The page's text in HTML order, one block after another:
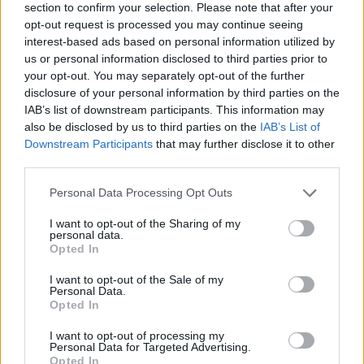
section to confirm your selection. Please note that after your
opt-out request is processed you may continue seeing
interest-based ads based on personal information utilized by
us or personal information disclosed to third parties prior to
your opt-out. You may separately opt-out of the further
disclosure of your personal information by third parties on the
IAB’s list of downstream participants. This information may
also be disclosed by us to third parties on the IAB’s List of
Downstream Participants that may further disclose it to other
Personal Data Processing Opt Outs
I want to opt-out of the Sharing of my
personal data.
Opted In
I want to opt-out of the Sale of my
Personal Data.
Opted In
I want to opt-out of processing my
Personal Data for Targeted Advertising.
Opted In
na tym samym piętrze – kapista Józef Czapski ze swym
wielkim wołaniem o dostrzeżenie urody życia
deformowanej przez zwyrodnienia totalitarnych
systemów.
Wystawa pokazuje przykład Wiesława Szamborskiego
jako ważnego twórcy kultury niezależnej w Polsce. Jej
rozkwit przypadł na lata 80. ubiegłego wieku, na czas
„Solidarności’ i stanu wojennego, na wychodzenie z
kryzysów. Wtedy – czytamy w katalogu – „opozycja
bezwzględnego łamania sumień i korumpowania
obywateli – podjęła szereg inicjatyw, prywatnych i
choćby warunków dla rozwoju polskiej kultu narodowej
„w czasie marnym”.
„Nie znaczy to – konkluduje autor – że kwestię